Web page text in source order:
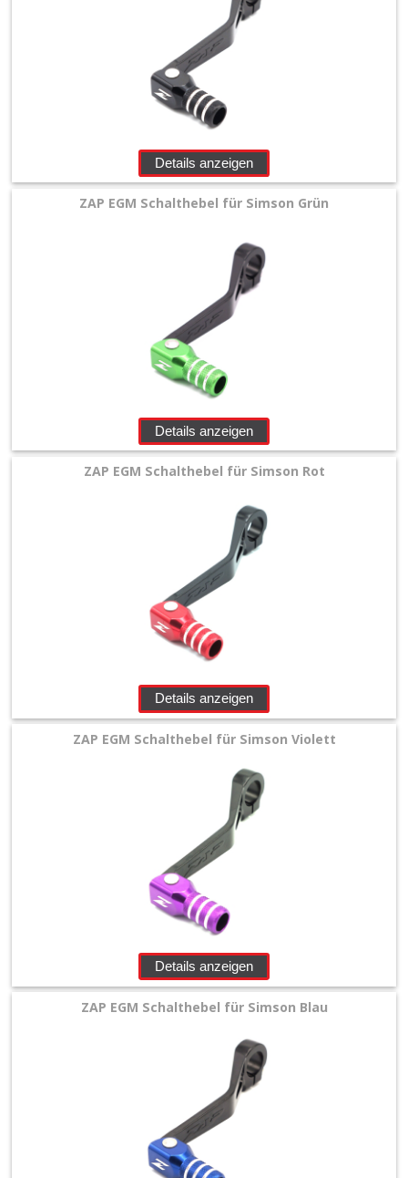
Details anzeigen
ZAP EGM Schalthebel für Simson Grün
Details anzeigen
ZAP EGM Schalthebel für Simson Rot
Details anzeigen
ZAP EGM Schalthebel für Simson Violett
Details anzeigen
ZAP EGM Schalthebel für Simson Blau